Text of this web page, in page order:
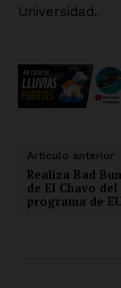
Universidad.
Artículo anterior
Realiza Bad
de El Chavo del
programa de